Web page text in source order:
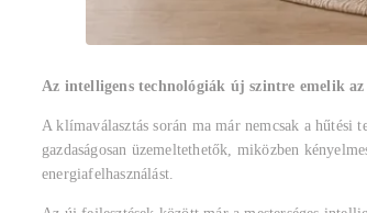
Az intelligens technológiák új szintre emelik
A klímaválasztás során ma már nemcsak a hűtési
gazdaságosan üzemeltethetők, miközben
energiafelhasználást.